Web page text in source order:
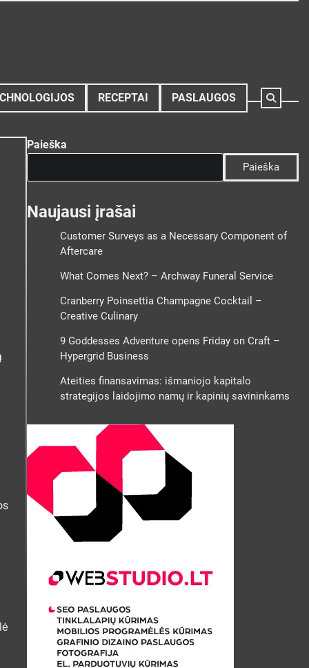
RECEPTAI PASLAUGOS
Paieška
Paieška
Naujausi įrašai
Customer Surveys as a Necessary Component of
Aftercare
What Comes Next? – Archway Funeral Service
Cranberry Poinsettia Champagne Cocktail –
Creative Culinary
9 Goddesses Adventure opens Friday on Craft –
Hypergrid Business
Ateities finansavimas: išmaniojo kapitalo
strategijos laidojimo namų ir kapinių savininkams